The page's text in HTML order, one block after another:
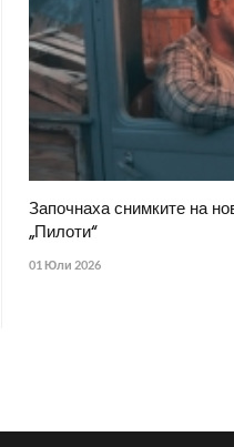
Започнаха снимките на
„Пилоти“
01 Юли 2026